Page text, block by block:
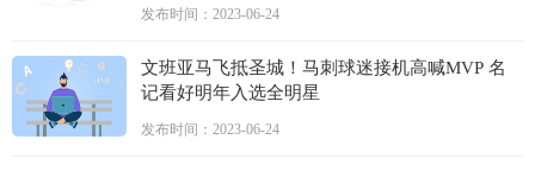
发布时间：2023-06-24
文班亚马飞抵圣城！马刺球迷接机高喊MVP 名
记看好明年入选全明星
发布时间：2023-06-24